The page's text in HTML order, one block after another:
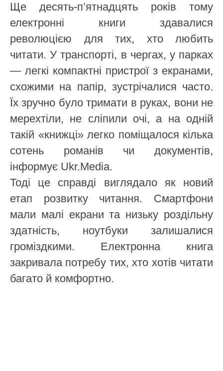
Ще десять-п’ятнадцять років тому
електронні книги здавалися
революцією для тих, хто любить
читати. У транспорті, в чергах, у парках
— легкі компактні пристрої з екранами,
схожими на папір, зустрічалися часто.
Їх зручно було тримати в руках, вони не
мерехтіли, не сліпили очі, а на одній
такій «книжці» легко поміщалося кілька
сотень романів чи документів,
інформує Ukr.Media.
Тоді це справді виглядало як новий
етап розвитку читання. Смартфони
мали малі екрани та низьку роздільну
здатність, ноутбуки залишалися
громіздкими. Електронна книга
закривала потребу тих, хто хотів читати
багато й комфортно.